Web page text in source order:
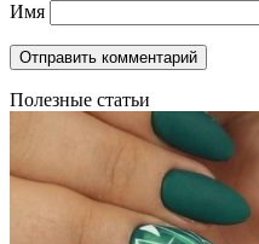
Имя
Полезные статьи